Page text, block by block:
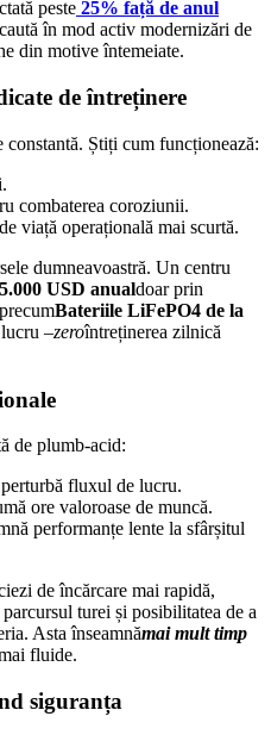
peste 25% față de anul
în mod activ modernizări de
din motive întemeiate.
de întreținere
Știți cum funcționează:
combaterea coroziunii.
viață operațională mai scurtă.
dumneavoastră. Un centru
USD anualdoar prin
Bateriile LiFePO4 de la
–zeroîntreținerea zilnică
de plumb-acid:
fluxul de lucru.
ore valoroase de muncă.
performanțe lente la sfârșitul
de încărcare mai rapidă,
turei și posibilitatea de a
Asta înseamnămai mult timp
fluide.
siguranța